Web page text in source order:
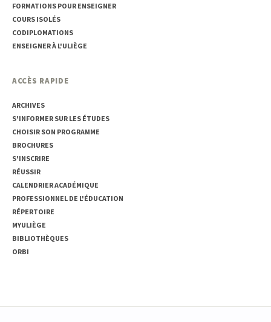
FORMATIONS POUR ENSEIGNER
COURS ISOLÉS
CODIPLOMATIONS
ENSEIGNER À L'ULIÈGE
ACCÈS RAPIDE
ARCHIVES
S'INFORMER SUR LES ÉTUDES
CHOISIR SON PROGRAMME
BROCHURES
S'INSCRIRE
RÉUSSIR
CALENDRIER ACADÉMIQUE
PROFESSIONNEL DE L'ÉDUCATION
RÉPERTOIRE
MYULIÈGE
BIBLIOTHÈQUES
ORBI